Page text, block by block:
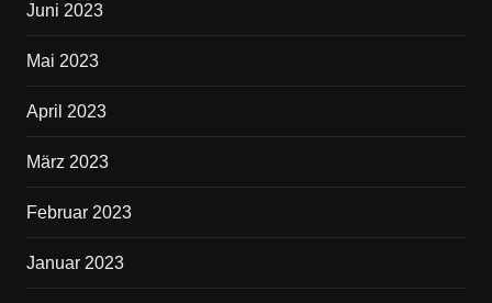
Juni 2023
Mai 2023
April 2023
März 2023
Februar 2023
Januar 2023